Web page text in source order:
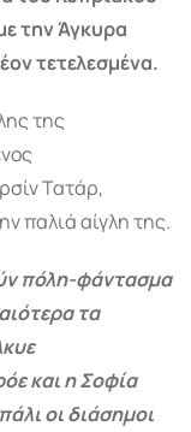
την Άγκυρα
τετελεσμένα.
της
Τατάρ,
παλιά αίγλη της.
πόλη-φάντασμα
τα
και η Σοφία
οι διάσημοι